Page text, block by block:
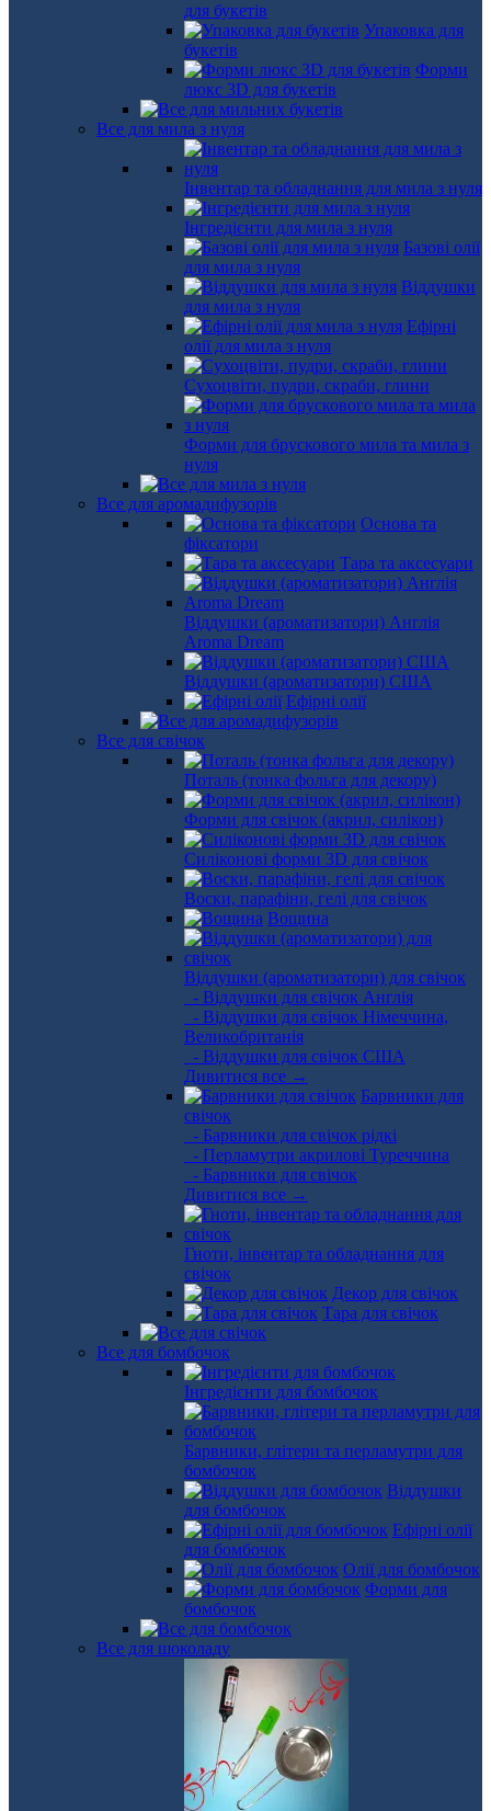
для букетів
Упаковка для
букетів
Форми
люкс 3D для букетів
Все для мила з нуля
Інвентар та обладнання для мила з нуля
Інгредієнти для мила з нуля
Базові олії
для мила з нуля
Віддушки
для мила з нуля
Ефірні
олії для мила з нуля
Сухоцвіти, пудри, скраби, глини
Форми для брускового мила та мила з
нуля
Все для аромадифузорів
Основа та
фіксатори
Тара та аксесуари
Віддушки (ароматизатори) Англія
Aroma Dream
Віддушки (ароматизатори) США
Ефірні олії
Все для свічок
Поталь (тонка фольга для декору)
Форми для свічок (акрил, силікон)
Силіконові форми 3D для свічок
Воски, парафіни, гелі для свічок
Вощина
Віддушки (ароматизатори) для свічок
- Віддушки для свічок Англія
- Віддушки для свічок Німеччина,
Великобританія
- Віддушки для свічок США
Дивитися все →
Барвники для
свічок
- Барвники для свічок рідкі
- Перламутри акрилові Туреччина
- Барвники для свічок
Дивитися все →
Гноти, інвентар та обладнання для
свічок
Декор для свічок
Тара для свічок
Все для бомбочок
Інгредієнти для бомбочок
Барвники, глітери та перламутри для
бомбочок
Віддушки
для бомбочок
Ефірні олії
для бомбочок
Олії для бомбочок
Форми для
бомбочок
Все для шоколаду